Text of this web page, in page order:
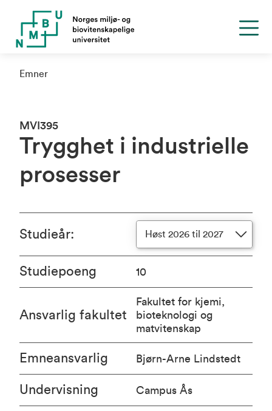
Emner
MVI395
Trygghet i industrielle
prosesser
Studieår: Høst 2026 til 2027
Studiepoeng 10
Ansvarlig fakultet
Fakultet for kjemi,
bioteknologi og
matvitenskap
Emneansvarlig Bjørn-Arne Lindstedt
Undervisning Campus Ås